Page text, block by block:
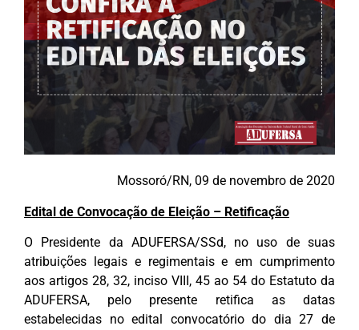
Mossoró/RN, 09 de novembro de 2020
Edital de Convocação de Eleição – Retificação
O Presidente da ADUFERSA/SSd, no uso de suas
atribuições legais e regimentais e em cumprimento
aos artigos 28, 32, inciso VIII, 45 ao 54 do Estatuto da
ADUFERSA, pelo presente retifica as datas
estabelecidas no edital convocatório do dia 27 de